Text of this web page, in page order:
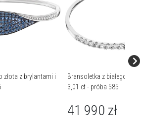
złota z brylantami i
Bransoletka z białego
3,01 ct - próba 585
41 990 zł